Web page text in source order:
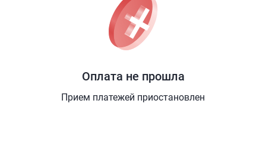
Оплата не прошла
Прием платежей приостановлен